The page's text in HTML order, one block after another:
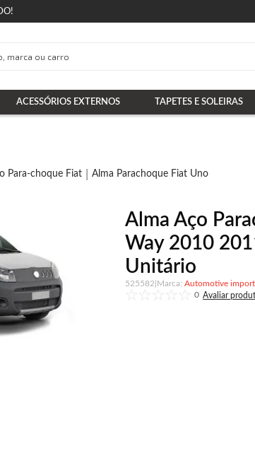
ACESSÓRIOS EXTERNOS TAPETES E SOLEIRAS
Para-choque Fiat Alma Parachoque Fiat Uno
Alma Aço
Way 2010
Unitário
525582
Automotive
0